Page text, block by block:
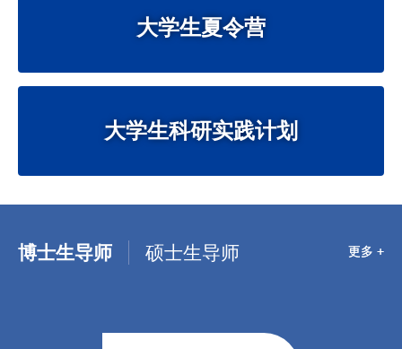
大学生夏令营
大学生科研实践计划
博士生导师 硕士生导师 更多 +
更多 +